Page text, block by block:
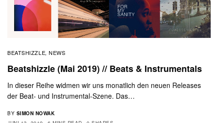
BEATSHIZZLE,NEWS
Beatshizzle (Mai 2019) // Beats & Instrumentals
In dieser Reihe widmen wir uns monatlich den neuen Releases
der Beat- und Instrumental-Szene. Das…
BY SIMON NOWAK